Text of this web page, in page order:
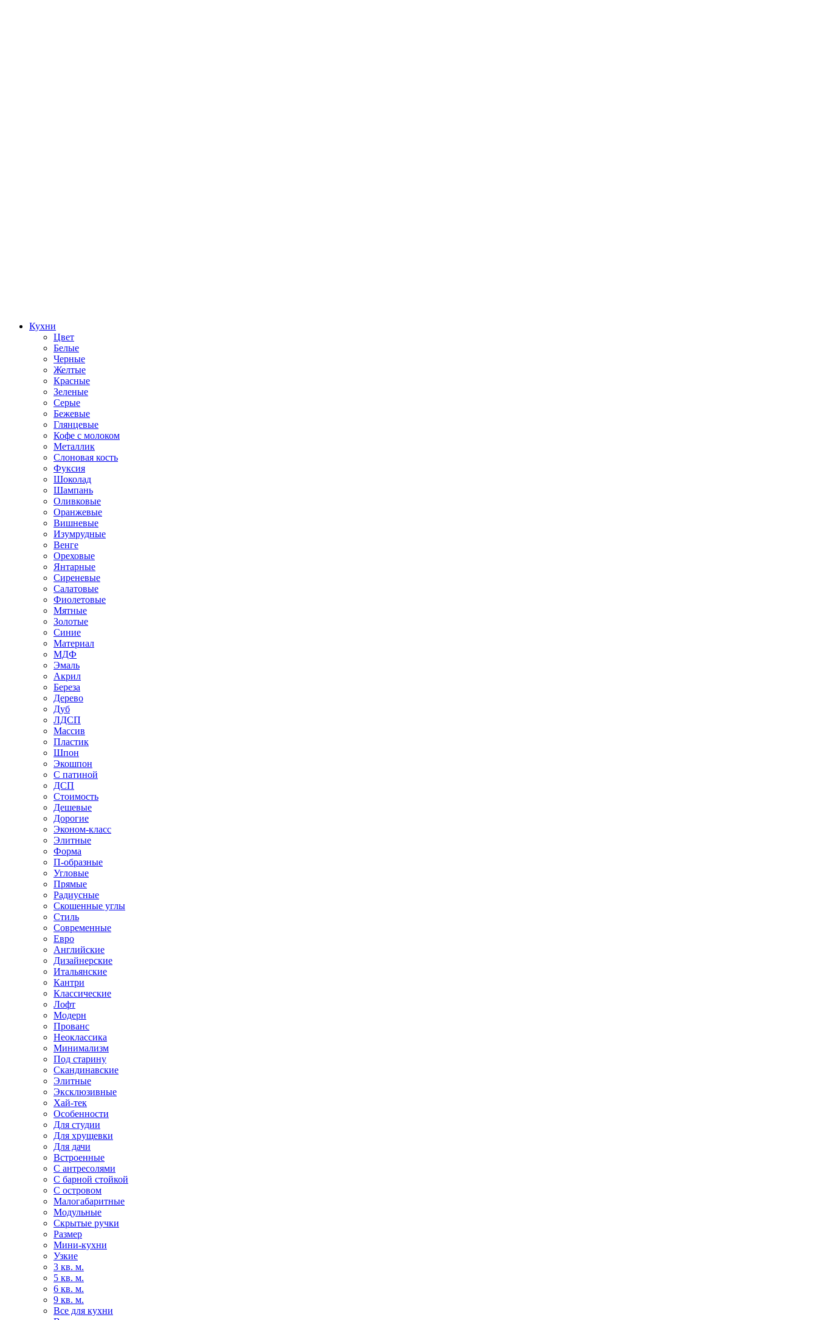
Кухни
Цвет
Белые
Черные
Желтые
Красные
Зеленые
Серые
Бежевые
Глянцевые
Кофе с молоком
Металлик
Слоновая кость
Фуксия
Шоколад
Шампань
Оливковые
Оранжевые
Вишневые
Изумрудные
Венге
Ореховые
Янтарные
Сиреневые
Салатовые
Фиолетовые
Мятные
Золотые
Синие
Материал
МДФ
Эмаль
Акрил
Береза
Дерево
Дуб
ЛДСП
Массив
Пластик
Шпон
Экошпон
С патиной
ДСП
Стоимость
Дешевые
Дорогие
Эконом-класс
Элитные
Форма
П-образные
Угловые
Прямые
Радиусные
Скошенные углы
Стиль
Современные
Евро
Английские
Дизайнерские
Итальянские
Кантри
Классические
Лофт
Модерн
Прованс
Неоклассика
Минимализм
Под старину
Скандинавские
Элитные
Эксклюзивные
Хай-тек
Особенности
Для студии
Для хрущевки
Для дачи
Встроенные
С антресолями
С барной стойкой
С островом
Малогабаритные
Модульные
Скрытые ручки
Размер
Мини-кухни
Узкие
3 кв. м.
5 кв. м.
6 кв. м.
9 кв. м.
Все для кухни